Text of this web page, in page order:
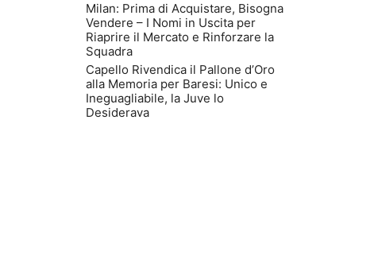
Milan: Prima di Acquistare, Bisogna
Vendere – I Nomi in Uscita per
Riaprire il Mercato e Rinforzare la
Squadra
Capello Rivendica il Pallone d’Oro
alla Memoria per Baresi: Unico e
Ineguagliabile, la Juve lo
Desiderava